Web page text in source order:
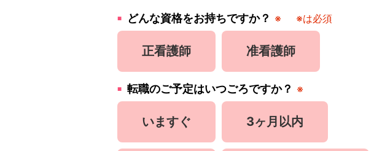
どんな資格をお持ちですか？ ※ ※は必須
正看護師 准看護師
転職のご予定はいつごろですか？ ※
いますぐ 3ヶ月以内